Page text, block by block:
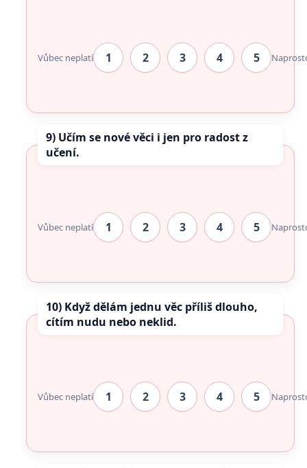
Vůbec neplatí 1 2 3 4 5
9) Učím se nové věci i jen pro radost z
učení.
Vůbec neplatí 1 2 3 4 5
10) Když dělám jednu věc příliš dlouho,
cítím nudu nebo neklid.
Vůbec neplatí 1 2 3 4 5